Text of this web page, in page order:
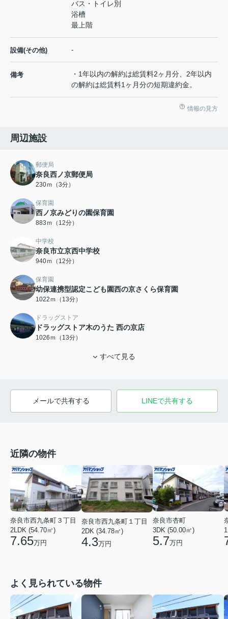
バス・トイレ別
浴槽
最上階
設備(その他) -
備考
・1年以内の解約は総賃料2ヶ月分、2年以内
の解約は総賃料1ヶ月分の短期違約金。
情報の見方
周辺施設
郵便局
奈良西ノ京郵便局
230ｍ（3分）
保育園
西ノ京みどりの園保育園
883ｍ（12分）
中学校
奈良市立京西中学校
940ｍ（12分）
保育園
幼保連携型認定こども園西の京さくら保育園
1022ｍ（13分）
ドラッグストア
ドラッグストア木のうた 西の京店
1026ｍ（13分）
すべて見る
メールで共有する LINEで共有する
近隣の物件
奈良市西九条町３丁目
2LDK (54.70㎡)
7.65万円
奈良市西九条町１丁目
2DK (34.78㎡)
4.3万円
奈良市杏町
3DK (50.00㎡)
5.7万円
よく見られている物件